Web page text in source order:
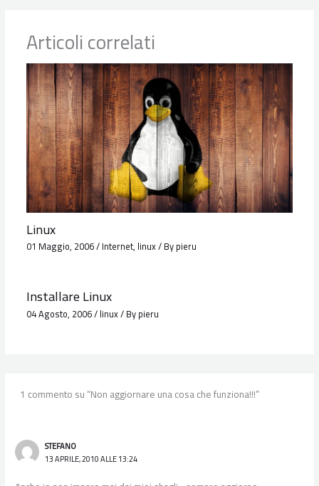
Articoli correlati
Linux
01 Maggio, 2006/Internet, linux/ Bypieru
Installare Linux
04 Agosto, 2006/linux/ Bypieru
1 commento su “Non aggiornare una cosa che funziona!!!”
STEFANO
13 APRILE, 2010 ALLE 13:24